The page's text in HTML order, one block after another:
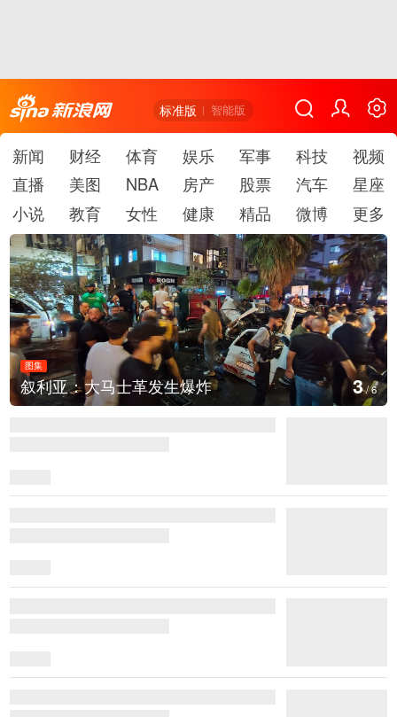
标准版 智能版
新闻 财经 体育 娱乐 军事 科技
视频
直播
美图 NBA 房产 股票 汽车
星座
小说
教育 女性 健康 精品 微博 更多
图集
叙利亚：大马士革发生爆炸 4/6